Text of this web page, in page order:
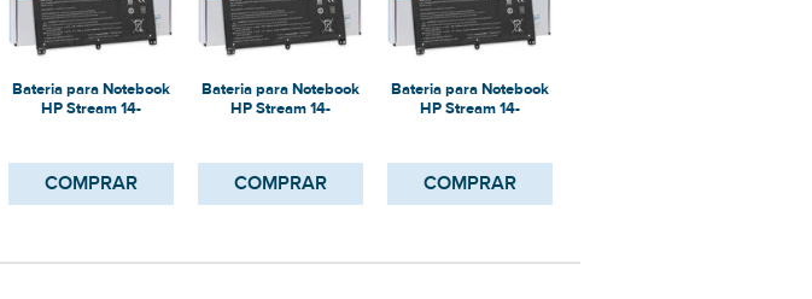
Bateria para Notebook
HP Stream 14-
COMPRAR
Bateria para Notebook
HP Stream 14-
COMPRAR
Bateria para Notebook
HP Stream 14-
COMPRAR